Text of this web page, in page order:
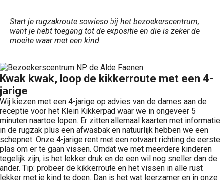
Start je rugzakroute sowieso bij het bezoekerscentrum,
want je hebt toegang tot de expositie en die is zeker de
moeite waar met een kind.
Kwak kwak, loop de kikkerroute met een 4-
jarige
Wij kiezen met een 4-jarige op advies van de dames aan de
receptie voor het Klein Kikkerpad waar we in ongeveer 5
minuten naartoe lopen. Er zitten allemaal kaarten met informatie
in de rugzak plus een afwasbak en natuurlijk hebben we een
schepnet. Onze 4-jarige rent met een rotvaart richting de eerste
plas om er te gaan vissen. Omdat we met meerdere kinderen
tegelijk zijn, is het lekker druk en de een wil nog sneller dan de
ander. Tip: probeer de kikkerroute en het vissen in alle rust
lekker met je kind te doen. Dan is het wat leerzamer en in onze